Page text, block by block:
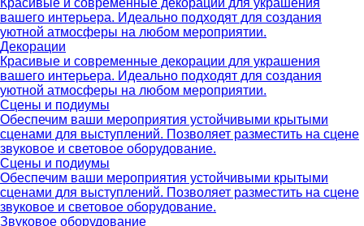
вашего интерьера. Идеально подходят для создания
уютной атмосферы на любом мероприятии.
Декорации
Красивые и современные декорации для украшения
вашего интерьера. Идеально подходят для создания
уютной атмосферы на любом мероприятии.
Сцены и подиумы
Обеспечим ваши мероприятия устойчивыми крытыми
сценами для выступлений. Позволяет разместить на сцене
звуковое и световое оборудование.
Сцены и подиумы
Обеспечим ваши мероприятия устойчивыми крытыми
сценами для выступлений. Позволяет разместить на сцене
звуковое и световое оборудование.
Звуковое оборудование